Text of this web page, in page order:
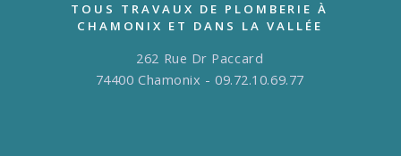
TOUS TRAVAUX DE PLOMBERIE À
CHAMONIX ET DANS LA VALLÉE
262 Rue Dr Paccard
74400 Chamonix - 09.72.10.69.77